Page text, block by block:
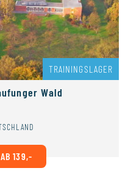
TRAININGSLAGER
Wald
AB 139,-